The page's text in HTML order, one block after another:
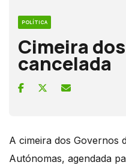
POLÍTICA
Cimeira
cancelada
A cimeira dos Governos
Autónomas, agendada